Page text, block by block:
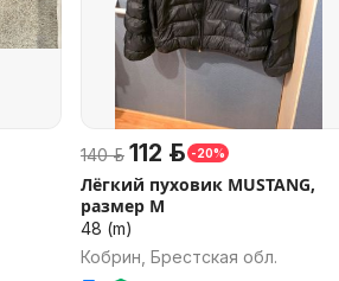
140 р. 112 р. -20%
Лёгкий пуховик MUSTANG,
размер М
48 (m)
Кобрин, Брестская обл.